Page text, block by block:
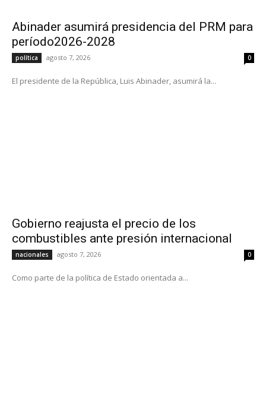
Abinader asumirá presidencia del PRM para
período2026-2028
política agosto 7, 2026 0
El presidente de la República, Luis Abinader, asumirá la...
Gobierno reajusta el precio de los
combustibles ante presión internacional
nacionales agosto 7, 2026 0
Como parte de la política de Estado orientada a...